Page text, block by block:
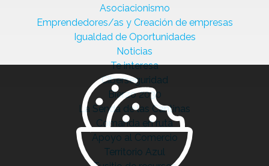
Asociacionismo
Emprendedores/as y Creación de empresas
Igualdad de Oportunidades
Noticias
Te interesa
Ciberseguridad
Bierzo 2030
La Senda de las Cantinas
Comanda en ruta
Apoyo al Comercio
Territorio Azul